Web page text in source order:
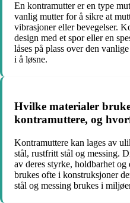
En kontramutter er en type
vanlig mutter for å sikre at
vibrasjoner eller bevegelser.
design med et spor eller en
låses på plass over den
i å løsne.
Hvilke materialer
kontramuttere, og
Kontramuttere kan lages av
stål, rustfritt stål og messing.
av deres styrke, holdbarhet
brukes ofte i konstruksjoner
stål og messing brukes i